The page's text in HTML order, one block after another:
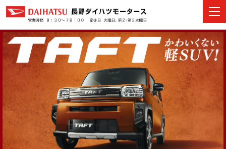
カーラインナップ
展示車・試乗車
店舗情報